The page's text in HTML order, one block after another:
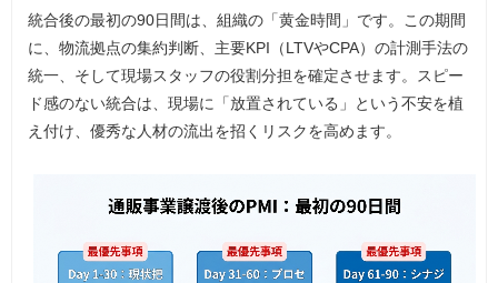
統合後の最初の90日間は、組織の「黄金時間」です。この期間
に、物流拠点の集約判断、主要KPI（LTVやCPA）の計測手法の
統一、そして現場スタッフの役割分担を確定させます。スピー
ド感のない統合は、現場に「放置されている」という不安を植
え付け、優秀な人材の流出を招くリスクを高めます。